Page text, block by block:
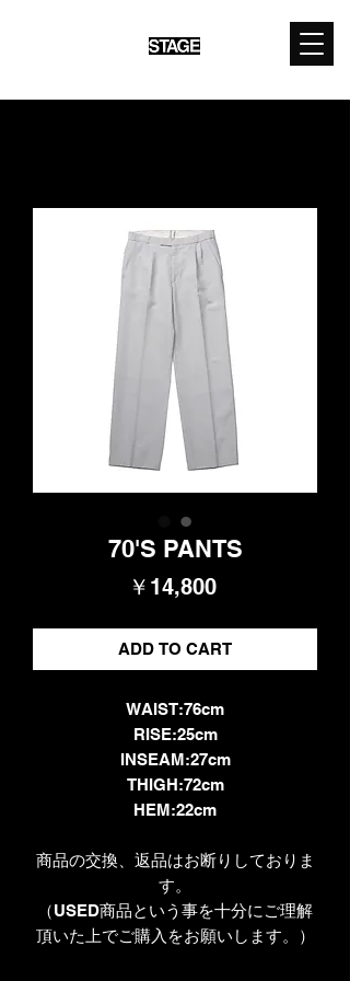
70'S PANTS
￥14,800価
ADD TO CART
WAIST:76cm
RISE:25cm
INSEAM:27cm
THIGH:72cm
HEM:22cm
商品の交換、返品はお断りしておりま
す。
（USED商品という事を十分にご理解
頂いた上でご購入をお願いします。）